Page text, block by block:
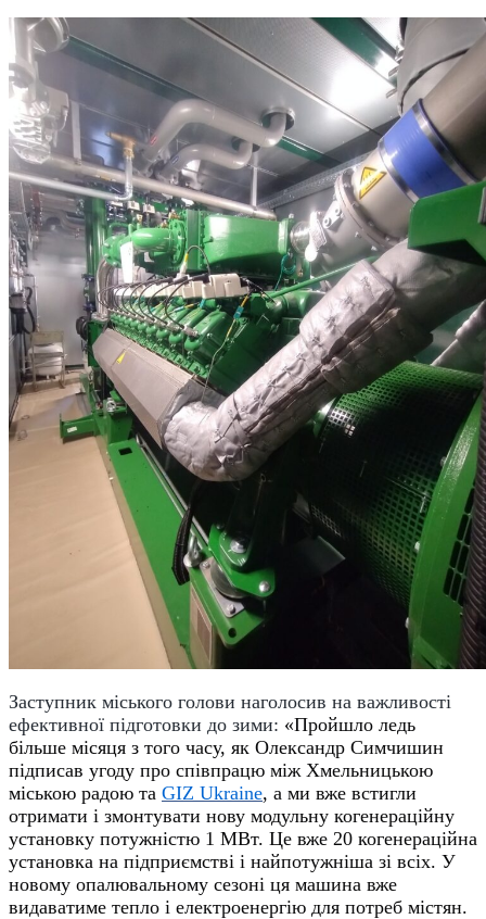
Заступник міського голови наголосив на важливості
ефективної підготовки до зими: «Пройшло ледь
більше місяця з того часу, як Олександр Симчишин
підписав угоду про співпрацю між Хмельницькою
міською радою та GIZ Ukraine, а ми вже встигли
отримати і змонтувати нову модульну когенераційну
установку потужністю 1 МВт. Це вже 20 когенераційна
установка на підприємстві і найпотужніша зі всіх. У
новому опалювальному сезоні ця машина вже
видаватиме тепло і електроенергію для потреб містян.